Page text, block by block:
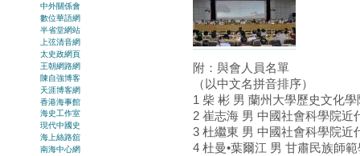
附：與會人員名單
（以中文名拼音排序）
1 柴 彬 男 蘭州大學歷史文化學
2 崔志海 男 中國社會科學院近
3 杜繼東 男 中國社會科學院近
4 杜曼•葉爾江 男 甘肅民族師
中外關係會
數位華語網
半省堂網站
上弦清音網
太史政網頁
王朝網路網
陳自強博客
天涯博客網
香港海事館
海史工作室
現代中國史
海上絲路舘
南海中心網